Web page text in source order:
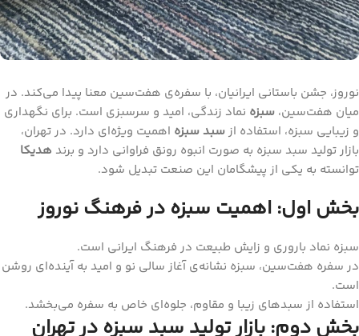
نوروز، جشن باستانی ایرانیان، با سفره‌ی هفت‌سین معنا پیدا می‌کند. در
میان هفت‌سین، سبزه نماد زندگی، امید و سرسبزی است. برای نگهداری
و زیبایی سبزه، استفاده ازسبد سبزه اهمیت ویژه‌ای دارد. در تهران،
بازار تولید سبد سبزه به صورت انبوه رونق فراوانی دارد و برند هدیکا
توانسته به یکی از پیشگامان این صنعت تبدیل شود.
بخش اول: اهمیت سبزه در فرهنگ نوروز
سبزه نماد باروری و زایش طبیعت در فرهنگ ایرانی است.
در سفره هفت‌سین، سبزه نشانه‌ی آغاز سالی نو و امید به آینده‌ای روشن
است.
استفاده از سبدهای زیبا و مقاوم، جلوه‌ای خاص به سفره می‌بخشد.
بخش دوم: بازار تولید سبد سبزه در تهران